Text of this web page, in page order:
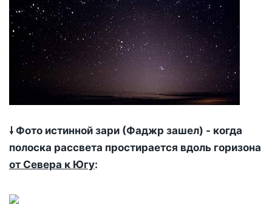
🠗 Фото истинной зари (Фаджр зашел) - когда
полоска рассвета простирается вдоль горизона
от Севера к Югу: